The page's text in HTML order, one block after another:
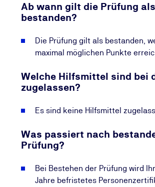
Ab wann gilt die Prüfung als
bestanden?
Die Prüfung gilt als bestanden,
maximal möglichen Punkte
Welche Hilfsmittel sind bei
zugelassen?
Es sind keine Hilfsmittel
Was passiert nach
Prüfung?
Bei Bestehen der Prüfung wird
Jahre befristetes